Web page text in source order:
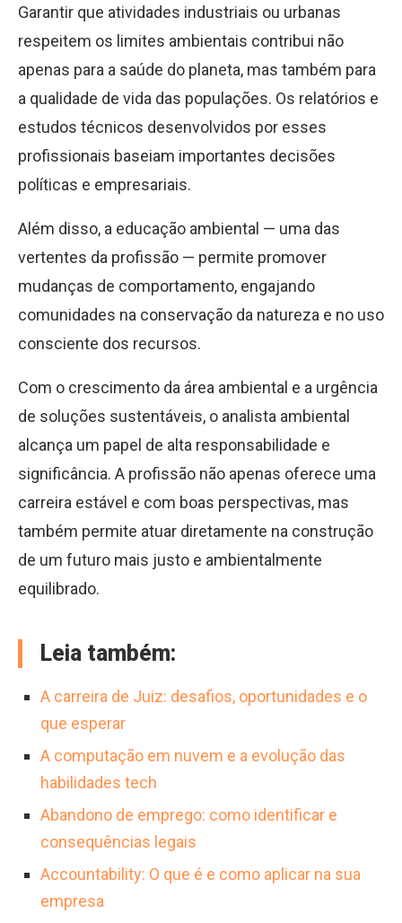
Garantir que atividades industriais ou urbanas
respeitem os limites ambientais contribui não
apenas para a saúde do planeta, mas também para
a qualidade de vida das populações. Os relatórios e
estudos técnicos desenvolvidos por esses
profissionais baseiam importantes decisões
políticas e empresariais.
Além disso, a educação ambiental — uma das
vertentes da profissão — permite promover
mudanças de comportamento, engajando
comunidades na conservação da natureza e no uso
consciente dos recursos.
Com o crescimento da área ambiental e a urgência
de soluções sustentáveis, o analista ambiental
alcança um papel de alta responsabilidade e
significância. A profissão não apenas oferece uma
carreira estável e com boas perspectivas, mas
também permite atuar diretamente na construção
de um futuro mais justo e ambientalmente
equilibrado.
Leia também:
A carreira de Juiz: desafios, oportunidades e o
que esperar
A computação em nuvem e a evolução das
habilidades tech
Abandono de emprego: como identificar e
consequências legais
Accountability: O que é e como aplicar na sua
empresa